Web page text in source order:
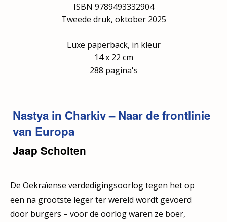
Nastya in Charkiv – Naar de frontlinie
van Europa
Jaap Scholten
De Oekraïense verdedigingsoorlog tegen het op
een na grootste leger ter wereld wordt gevoerd
door burgers – voor de oorlog waren ze boer,
ISBN 9789493332904
Tweede druk, oktober 2025
Luxe paperback, in kleur
14 x 22 cm
288 pagina's